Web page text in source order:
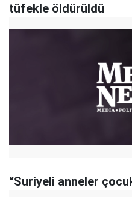
tüfekle öldürüldü
“Suriyeli anneler